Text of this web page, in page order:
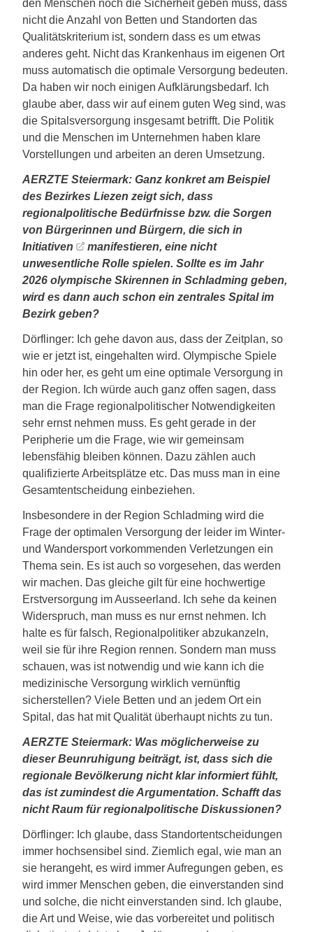
den Menschen noch die Sicherheit geben muss, dass
nicht die Anzahl von Betten und Standorten das
Qualitätskriterium ist, sondern dass es um etwas
anderes geht. Nicht das Krankenhaus im eigenen Ort
muss automatisch die optimale Versorgung bedeuten.
Da haben wir noch einigen Aufklärungsbedarf. Ich
glaube aber, dass wir auf einem guten Weg sind, was
die Spitalsversorgung insgesamt betrifft. Die Politik
und die Menschen im Unternehmen haben klare
Vorstellungen und arbeiten an deren Umsetzung.
AERZTE Steiermark: Ganz konkret am Beispiel
des Bezirkes Liezen zeigt sich, dass
regionalpolitische Bedürfnisse bzw. die Sorgen
von Bürgerinnen und Bürgern, die sich in
Initiativen
manifestieren, eine nicht
unwesentliche Rolle spielen. Sollte es im Jahr
2026 olympische Skirennen in Schladming geben,
wird es dann auch schon ein zentrales Spital im
Bezirk geben?
Dörflinger: Ich gehe davon aus, dass der Zeitplan, so
wie er jetzt ist, eingehalten wird. Olympische Spiele
hin oder her, es geht um eine optimale Versorgung in
der Region. Ich würde auch ganz offen sagen, dass
man die Frage regionalpolitischer Notwendigkeiten
sehr ernst nehmen muss. Es geht gerade in der
Peripherie um die Frage, wie wir gemeinsam
lebensfähig bleiben können. Dazu zählen auch
qualifizierte Arbeitsplätze etc. Das muss man in eine
Gesamtentscheidung einbeziehen.
Insbesondere in der Region Schladming wird die
Frage der optimalen Versorgung der leider im Winter-
und Wandersport vorkommenden Verletzungen ein
Thema sein. Es ist auch so vorgesehen, das werden
wir machen. Das gleiche gilt für eine hochwertige
Erstversorgung im Ausseerland. Ich sehe da keinen
Widerspruch, man muss es nur ernst nehmen. Ich
halte es für falsch, Regionalpolitiker abzukanzeln,
weil sie für ihre Region rennen. Sondern man muss
schauen, was ist notwendig und wie kann ich die
medizinische Versorgung wirklich vernünftig
sicherstellen? Viele Betten und an jedem Ort ein
Spital, das hat mit Qualität überhaupt nichts zu tun.
AERZTE Steiermark: Was möglicherweise zu
dieser Beunruhigung beiträgt, ist, dass sich die
regionale Bevölkerung nicht klar informiert fühlt,
das ist zumindest die Argumentation. Schafft das
nicht Raum für regionalpolitische Diskussionen?
Dörflinger: Ich glaube, dass Standortentscheidungen
immer hochsensibel sind. Ziemlich egal, wie man an
sie herangeht, es wird immer Aufregungen geben, es
wird immer Menschen geben, die einverstanden sind
und solche, die nicht einverstanden sind. Ich glaube,
die Art und Weise, wie das vorbereitet und politisch